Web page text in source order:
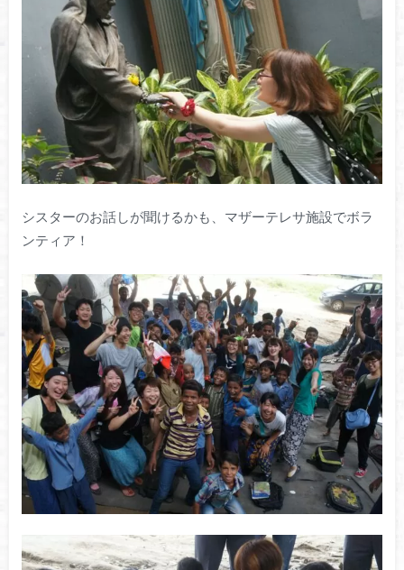
シスターのお話しが聞けるかも、マザーテレサ施設でボラ
ンティア！